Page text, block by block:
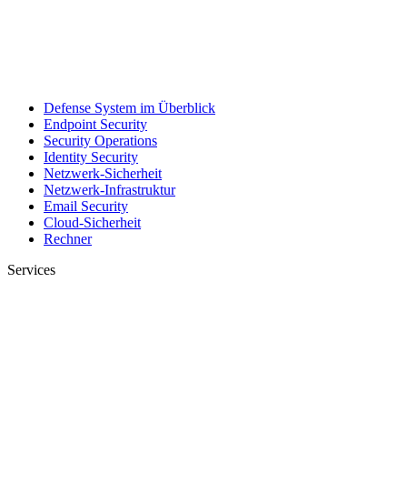
Defense System im Überblick
Endpoint Security
Security Operations
Identity Security
Netzwerk-Sicherheit
Netzwerk-Infrastruktur
Email Security
Cloud-Sicherheit
Rechner
Services